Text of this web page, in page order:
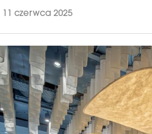
11 czerwca 2025